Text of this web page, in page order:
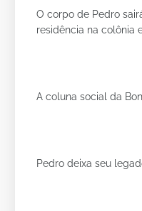
O corpo de Pedro
residência na colônia
A coluna social da
Pedro deixa seu